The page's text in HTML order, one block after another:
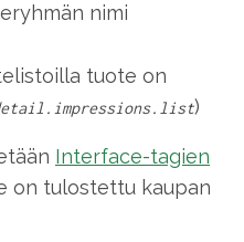
nimi
tuote on
)
Interface-tagien
on tulostettu kaupan